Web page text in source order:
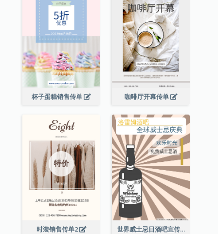
杯子蛋糕销售传单 咖啡厅开幕传单
时装销售传单2 世界威士忌日酒吧宣传传单